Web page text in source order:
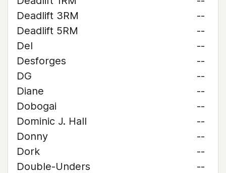
Deadlift 3RM
--
Deadlift 5RM
--
Del
--
Desforges
--
DG
--
Diane
--
Dobogai
--
Dominic J. Hall
--
Donny
--
Dork
--
Double-Unders
--